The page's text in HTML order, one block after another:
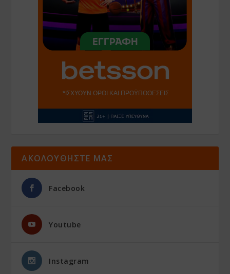
ΑΚΟΛΟΥΘΗΣΤΕ ΜΑΣ
Facebook
Youtube
Instagram